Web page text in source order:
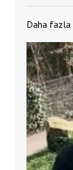
Daha fazla